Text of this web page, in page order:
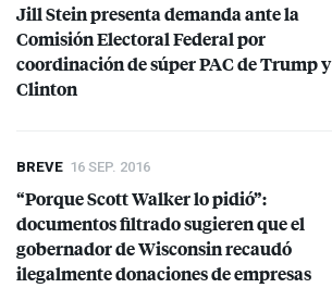
Jill Stein presenta demanda ante la
Comisión Electoral Federal por
coordinación de súperPACde Trump y
Clinton
BREVE 16 SEP. 2016
“Porque Scott Walker lo pidió”:
documentos filtrado sugieren que el
gobernador de Wisconsin recaudó
ilegalmente donaciones de empresas